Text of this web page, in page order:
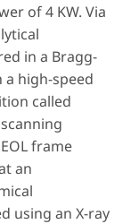
of 4 KW. Via
in a Bragg-
high-speed
called
frame
an
using an X-ray